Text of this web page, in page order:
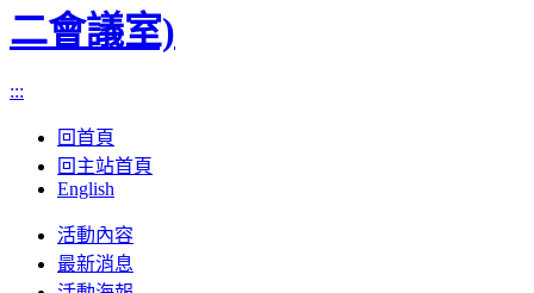
二會議室)
:::
回首頁
回主站首頁
English
Toggle
navigation
活動內容
最新消息